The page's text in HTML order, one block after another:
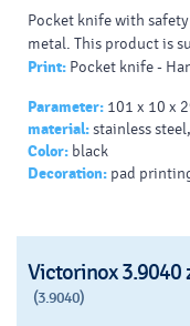
Pocket knife with
metal. This product is
Print: Pocket knife -
Parameter: 101 x 10 x
material:stainless
Color: black
Decoration: pad
Victorinox 3.9040
(3.9040)